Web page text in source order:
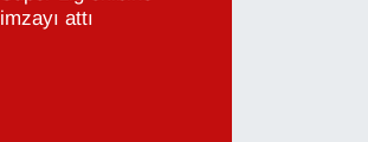
imzayı attı